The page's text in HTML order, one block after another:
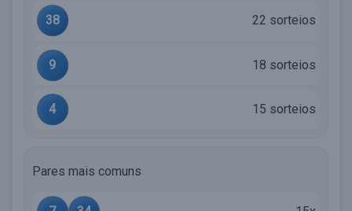
38 22 sorteios
9 18 sorteios
4 15 sorteios
Pares mais comuns